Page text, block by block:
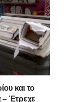
και το
– Έτρεχε